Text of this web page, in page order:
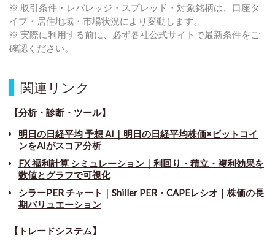
※ 取引条件・レバレッジ・スプレッド・対象銘柄は、口座タ
イプ・居住地域・市場状況により変動します。
※ 実際に利用する前に、必ず各社公式サイトで最新条件をご
確認ください。
関連リンク
【分析・診断・ツール】
明日の日経平均 予想 AI｜明日の日経平均株価×ビットコイ
ンをAIがスコア分析
FX 福利計算 シミュレーション｜利回り・積立・複利効果を
数値とグラフで可視化
シラーPER チャート ｜ Shiller PER・CAPEレシオ｜株価の長
期バリュエーション
【トレードシステム】